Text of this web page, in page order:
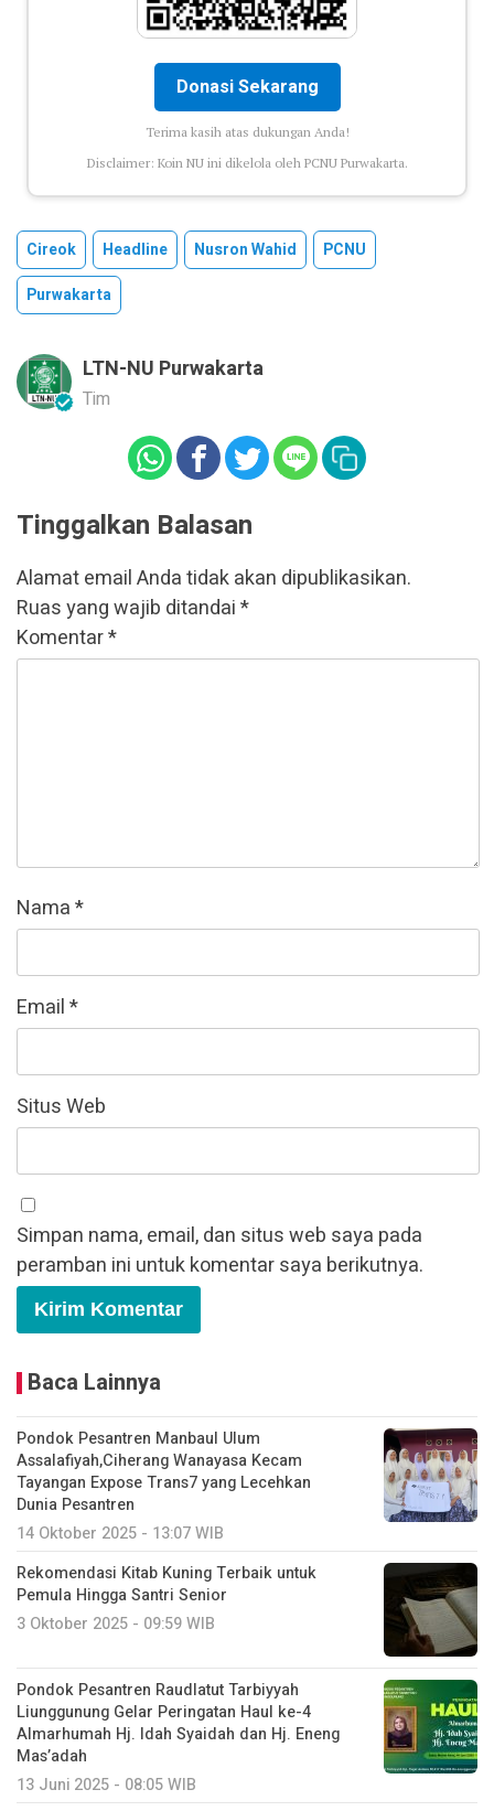
Donasi Sekarang
Terima kasih atas dukungan Anda!
Disclaimer: Koin NU ini dikelola oleh PCNU Purwakarta.
Cireok Headline Nusron Wahid
PCNU
Purwakarta
LTN-NU Purwakarta
Tim
Tinggalkan Balasan
Alamat email Anda tidak akan dipublikasikan.
Ruas yang wajib ditandai*
Komentar*
Nama*
Email*
Situs Web
Simpan nama, email, dan situs web saya pada
peramban ini untuk komentar saya berikutnya.
Baca Lainnya
Pondok Pesantren Manbaul Ulum
Assalafiyah,Ciherang Wanayasa Kecam
Tayangan Expose Trans7 yang Lecehkan
Dunia Pesantren
14 Oktober 2025 - 13:07 WIB
Rekomendasi Kitab Kuning Terbaik untuk
Pemula Hingga Santri Senior
3 Oktober 2025 - 09:59 WIB
Pondok Pesantren Raudlatut Tarbiyyah
Liunggunung Gelar Peringatan Haul ke-4
Almarhumah Hj. Idah Syaidah dan Hj. Eneng
Mas’adah
13 Juni 2025 - 08:05 WIB